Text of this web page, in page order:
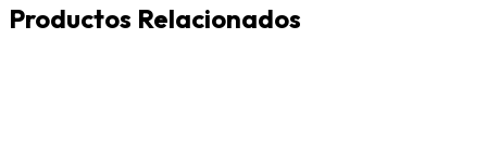
Productos Relacionados